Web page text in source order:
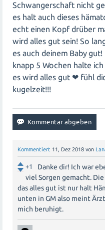
Es ist wichtig, dass du
kümmerst und auf
Blutungen zunehmen
solltest du sofort deinen
Es kann auch hilfreich
sprechen, die ähnliche
in denen du
Gleichgesinnten erhalten
Denke daran, dass jede
und es keine Garantien
Körper achtest,
Unterstützung suchst,
positive Entwicklung
Schwangerschaft nicht
es halt auch dieses
echt einen Kopf drüber
wird alles gut sein! So
es auch deinem Baby
knapp 5 Wochen halte
es wird alles gut ❤ fühl
kugelzeit!!!
Kommentiert 11, Dez 2018 von
+1
Danke dir! Ich war
viel Sorgen gemacht.
das alles gut ist nur halt
unten in GM also meint
mich beruhigt.